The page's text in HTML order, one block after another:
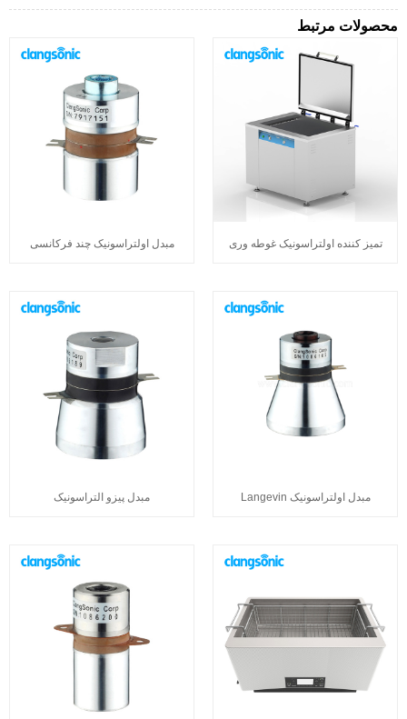
محصولات مرتبط
تمیز کننده اولتراسونیک غوطه وری مبدل اولتراسونیک چند فرکانسی
مبدل اولتراسونیک Langevin مبدل پیزو التراسونیک